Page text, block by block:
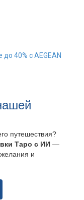
40% с AEGEAN
путешествия?
Таро с ИИ —
и